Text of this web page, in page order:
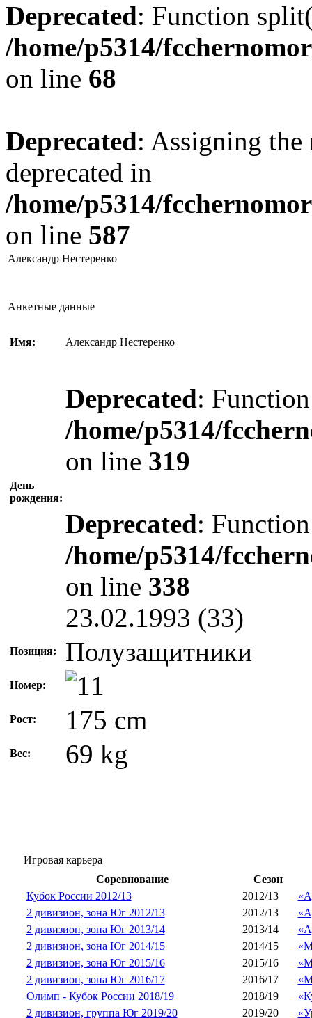
Deprecated: Function
/home/p5314/
on line 68
Deprecated: Assigning the
deprecated in
/home/p5314/
on line 587
Александр Нестеренко
Анкетные данные
Имя: Александр Нестеренко
День
рождения:
Deprecated:
/home/p5314/
on line 319
Deprecated:
/home/p5314/
on line 338
23.02.1993 (33)
Позиция: Полузащитники
Номер:
Рост: 175 cm
Вес: 69 kg
Игровая карьера
Соревнование
Сезон
Кубок России 2012/13
2012/13
2 дивизион, зона Юг 2012/13
2012/13
2 дивизион, зона Юг 2013/14
2013/14
2 дивизион, зона Юг 2014/15
2014/15
2 дивизион, зона Юг 2015/16
2015/16
2 дивизион, зона Юг 2016/17
2016/17
Олимп - Кубок России 2018/19
2018/19
2 дивизион, группа Юг 2019/20
2019/20